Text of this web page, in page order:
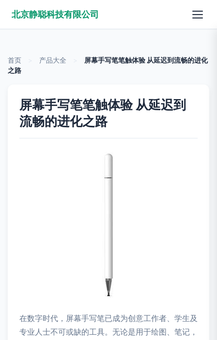
北京静聪科技有限公司
首页 产品大全
屏幕手写笔笔触体验 从延迟到流畅的进化
之路
屏幕手写笔笔触体验 从延迟到
流畅的进化之路
在数字时代，屏幕手写笔已成为创意工作者、学生及
专业人士不可或缺的工具。无论是用于绘图、笔记，